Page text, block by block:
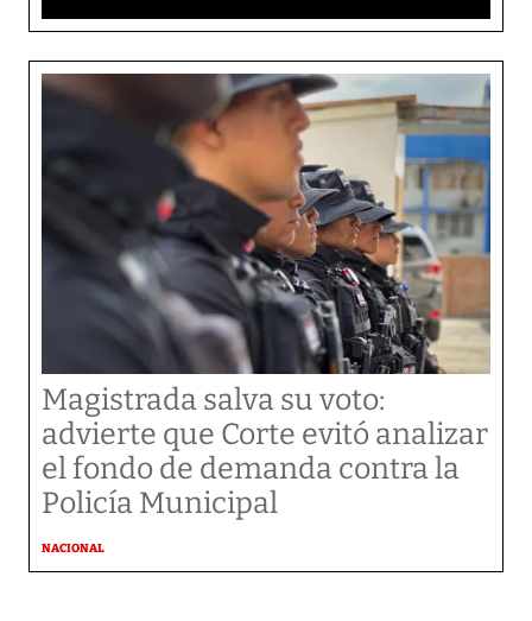
Magistrada salva su voto:
advierte que Corte evitó analizar
el fondo de demanda contra la
Policía Municipal
NACIONAL